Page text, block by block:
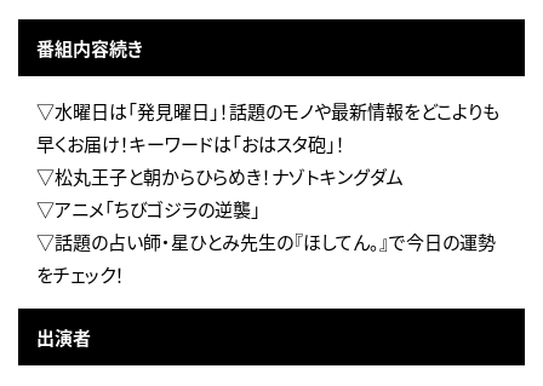
番組内容続き
▽水曜日は「発見曜日」！話題のモノや最新情報をどこよりも
早くお届け！キーワードは「おはスタ砲」！
▽松丸王子と朝からひらめき！ナゾトキングダム
▽アニメ「ちびゴジラの逆襲」
▽話題の占い師・星ひとみ先生の『ほしてん。』で今日の運勢
をチェック！
出演者